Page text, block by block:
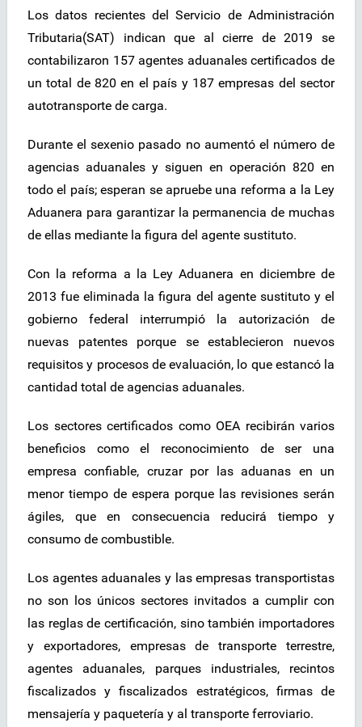
Los datos recientes del Servicio de Administración
Tributaria(SAT) indican que al cierre de 2019 se
contabilizaron 157 agentes aduanales certificados de
un total de 820 en el país y 187 empresas del sector
autotransporte de carga.
Durante el sexenio pasado no aumentó el número de
agencias aduanales y siguen en operación 820 en
todo el país; esperan se apruebe una reforma a la Ley
Aduanera para garantizar la permanencia de muchas
de ellas mediante la figura del agente sustituto.
Con la reforma a la Ley Aduanera en diciembre de
2013 fue eliminada la figura del agente sustituto y el
gobierno federal interrumpió la autorización de
nuevas patentes porque se establecieron nuevos
requisitos y procesos de evaluación, lo que estancó la
cantidad total de agencias aduanales.
Los sectores certificados como OEA recibirán varios
beneficios como el reconocimiento de ser una
empresa confiable, cruzar por las aduanas en un
menor tiempo de espera porque las revisiones serán
ágiles, que en consecuencia reducirá tiempo y
consumo de combustible.
Los agentes aduanales y las empresas transportistas
no son los únicos sectores invitados a cumplir con
las reglas de certificación, sino también importadores
y exportadores, empresas de transporte terrestre,
agentes aduanales, parques industriales, recintos
fiscalizados y fiscalizados estratégicos, firmas de
mensajería y paquetería y al transporte ferroviario.